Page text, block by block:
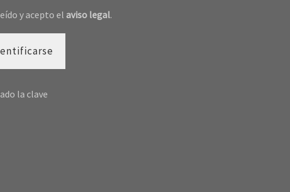
y acepto el aviso legal.
la clave